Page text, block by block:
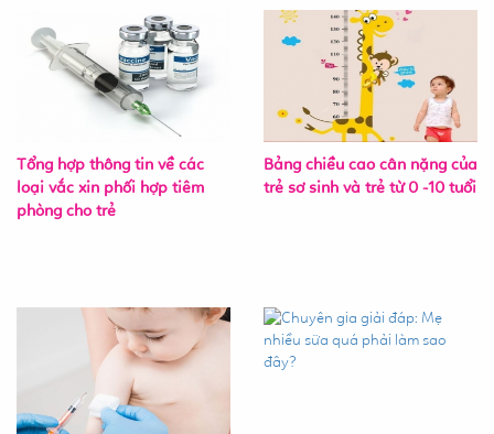
Tổng hợp thông tin về các
loại vắc xin phối hợp tiêm
phòng cho trẻ
Bảng chiều cao cân nặng của
trẻ sơ sinh và trẻ từ 0 -10 tuổi